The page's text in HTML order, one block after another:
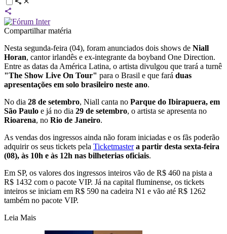
Compartilhar matéria
Nesta segunda-feira (04), foram anunciados dois shows de Niall
Horan, cantor irlandês e ex-integrante da boyband One Direction.
Entre as datas da América Latina, o artista divulgou que trará a turnê
"The Show Live On Tour" para o Brasil e que fará duas
apresentações em solo brasileiro neste ano.
No dia 28 de setembro, Niall canta no Parque do Ibirapuera, em
São Paulo e já no dia 29 de setembro, o artista se apresenta no
Rioarena, no Rio de Janeiro.
As vendas dos ingressos ainda não foram iniciadas e os fãs poderão
adquirir os seus tickets pela Ticketmaster a partir desta sexta-feira
(08), às 10h e às 12h nas bilheterias oficiais.
Em SP, os valores dos ingressos inteiros vão de R$ 460 na pista a
R$ 1432 com o pacote VIP. Já na capital fluminense, os tickets
inteiros se iniciam em R$ 590 na cadeira N1 e vão até R$ 1262
também no pacote VIP.
Leia Mais